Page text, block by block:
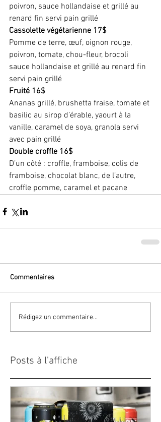
poivron, sauce hollandaise et grillé au
renard fin servi pain grillé
Cassolette végétarienne 17$
Pomme de terre, œuf, oignon rouge,
poivron, tomate, chou-fleur, brocoli
sauce hollandaise et grillé au renard fin
servi pain grillé
Fruité 16$
Ananas grillé, brushetta fraise, tomate et
basilic au sirop d’érable, yaourt à la
vanille, caramel de soya, granola servi
avec pain grillé
Double croffle 16$
D’un côté : croffle, framboise, colis de
framboise, chocolat blanc, de l’autre,
croffle pomme, caramel et pacane
Commentaires
Rédigez un commentaire...
Posts à l'affiche